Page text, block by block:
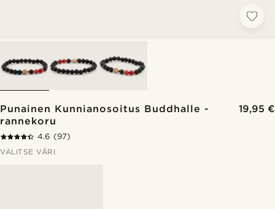
Punainen Kunnianosoitus Buddhalle -
rannekoru
19,95 €
4.6 (97)
VALITSE VÄRI